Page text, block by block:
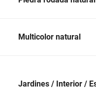
Multicolor natural
Jardines / Interior /